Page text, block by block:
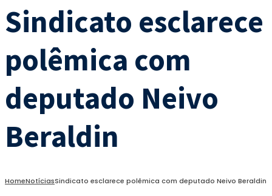
Sindicato esclarece
polêmica com
deputado Neivo
Beraldin
HomeNotíciasSindicato esclarece polêmica com deputado Neivo Beraldin